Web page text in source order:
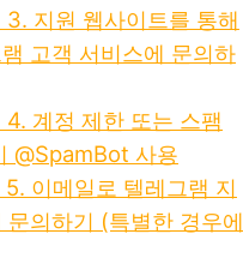
3. 지원 웹사이트를 통해
고객 서비스에 문의하
4. 계정 제한 또는 스팸
@SpamBot 사용
5. 이메일로 텔레그램 지
문의하기 (특별한 경우에